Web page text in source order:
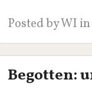
Posted byWI
Begotten: